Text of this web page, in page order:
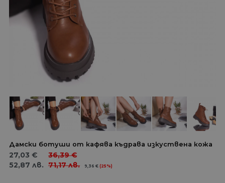
Дамски ботуши от кафява къдрава изкуствена кожа
27,03 €
52,87 лв.
36,39€
71,17лв. 9,36€ (25%)